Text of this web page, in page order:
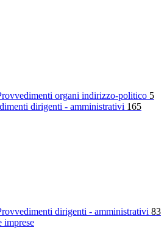
organi indirizzo-politico 5
dirigenti - amministrativi 165
dirigenti - amministrativi 83
imprese